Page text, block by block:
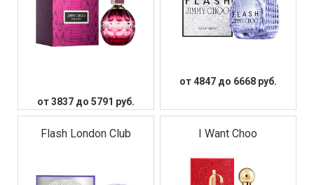
от 3837 до 5791 руб.
от 4847 до 6668 руб.
Flash London Club I Want Choo